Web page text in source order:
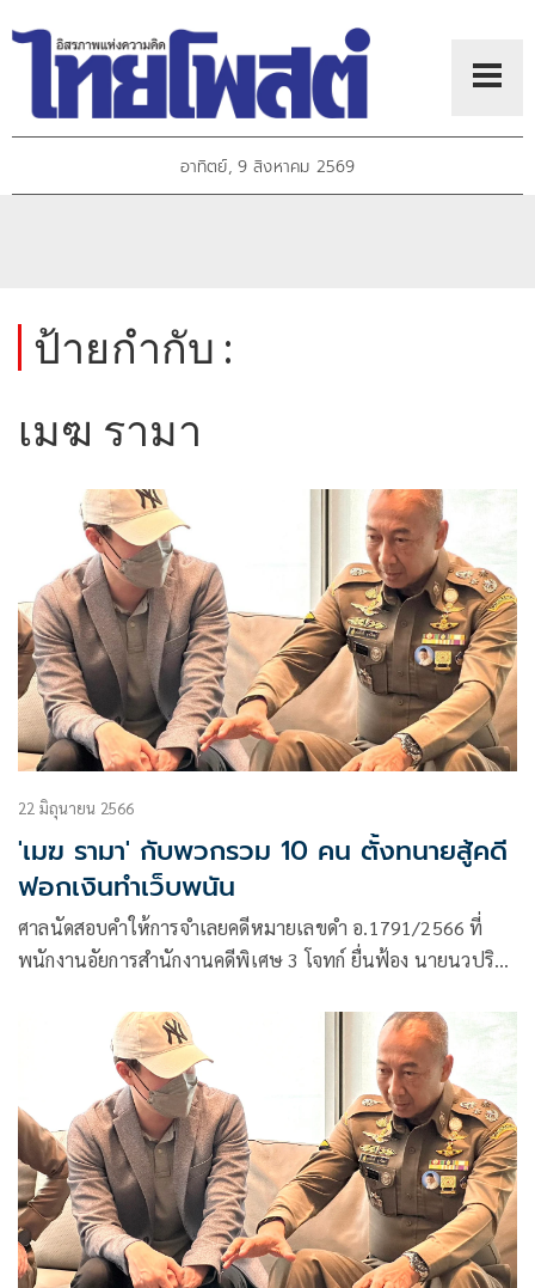
อาทิตย์, 9 สิงหาคม 2569
ป้ายกำกับ :
เมฆ รามา
22 มิถุนายน 2566
'เมฆ รามา' กับพวกรวม 10 คน ตั้งทนายสู้คดี
ฟอกเงินทำเว็บพนัน
ศาลนัดสอบคำให้การจำเลยคดีหมายเลขดำ อ.1791/2566 ที่
พนักงานอัยการสำนักงานคดีพิเศษ 3 โจทก์ ยื่นฟ้อง นายนวปริ
หยาดทิพย์ จำเลยที่ 7) เป็นจำเลย ในความผิดฐานร่วมกันจัดให้มี
การเล่น หรือทำอุบายล่อ